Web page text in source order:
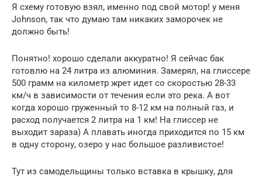
Я схему готовую взял, именно под свой мотор! у меня
Johnson, так что думаю там никаких заморочек не
должно быть!
Понятно! хорошо сделали аккуратно! Я сейчас бак
готовлю на 24 литра из алюминия. Замерял, на глиссере
500 грамм на километр жрет идет со скоростью 28-33
км/ч в зависимости от течения если это река. А вот
когда хорошо груженный то 8-12 км на полный газ, и
расход получается 2 литра на 1 км! На глиссер не
выходит зараза) А плавать иногда приходится по 15 км
в одну сторону, озеро у нас большое разливистое!
Тут из самодельщины только вставка в крышку, для